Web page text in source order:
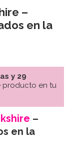
–
en la
y 29
producto en tu
–
en la